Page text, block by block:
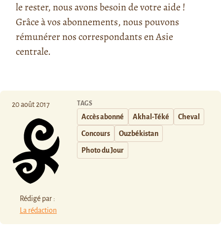
le rester, nous avons besoin de votre aide !
Grâce à vos abonnements, nous pouvons
rémunérer nos correspondants en Asie
centrale.
20 août 2017
Rédigé par :
La rédaction
TAGS
Accès abonné Akhal-Téké Cheval
Concours Ouzbékistan
Photo du Jour